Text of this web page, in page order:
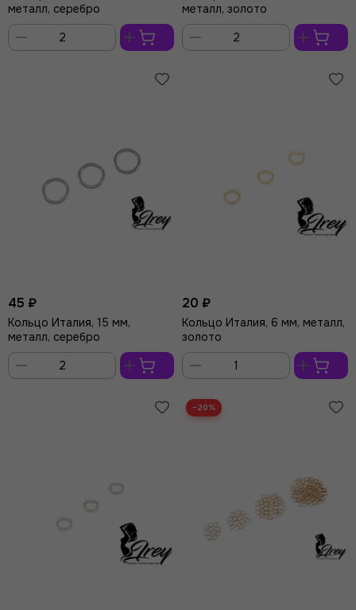
металл, серебро
корзину
металл, золото
корзину
45 ₽
Кольцо Италия, 15 мм,
металл, серебро
корзину
20 ₽
Кольцо Италия, 6 мм, металл,
золото
корзину
−20%